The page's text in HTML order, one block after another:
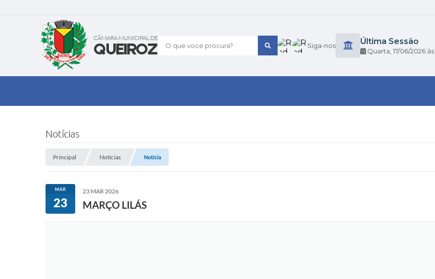
O que voce procura? Siga-nos Última Sessão
Quarta 17/06/2026
Notícias
Principal Notícias Notícia
MAR
23
23 MAR 2026
MARÇO LILÁS